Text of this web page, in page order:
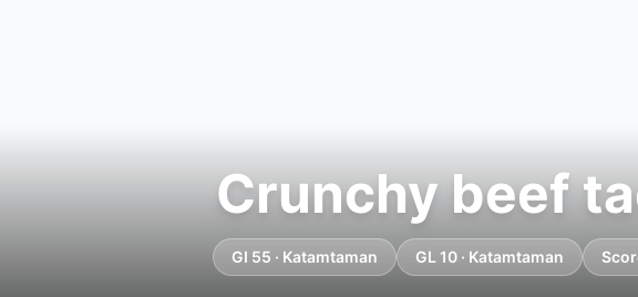
Crunchy beef
GI 55 · Katamtaman GL 10 · Katamtaman